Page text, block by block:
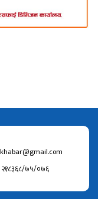
२१८३६८/७५/०७६